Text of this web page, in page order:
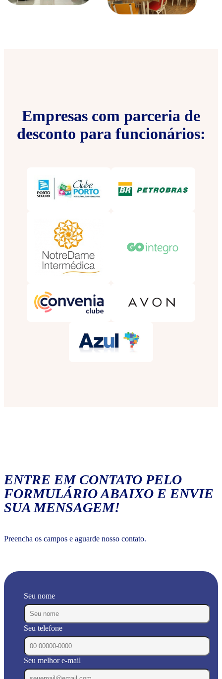
Empresas com parceria de
desconto para funcionários:
ENTRE EM CONTATO PELO
FORMULÁRIO ABAIXO E ENVIE
SUA MENSAGEM!
Preencha os campos e aguarde nosso contato.
Seu nome
Seu telefone
Seu melhor e-mail